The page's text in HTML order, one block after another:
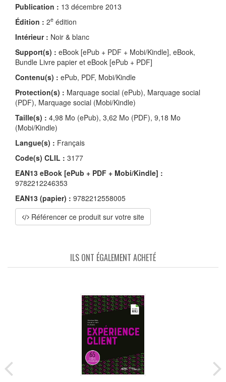
Publication : 13 décembre 2013
Édition : 2e édition
Intérieur : Noir & blanc
Support(s) : eBook [ePub + PDF + Mobi/Kindle], eBook,
Bundle Livre papier et eBook [ePub + PDF]
Contenu(s) : ePub, PDF, Mobi/Kindle
Protection(s) : Marquage social (ePub), Marquage social
(PDF), Marquage social (Mobi/Kindle)
Taille(s) : 4,98 Mo (ePub), 3,62 Mo (PDF), 9,18 Mo
(Mobi/Kindle)
Langue(s) : Français
Code(s) CLIL : 3177
EAN13 eBook [ePub + PDF + Mobi/Kindle] :
9782212246353
EAN13 (papier) : 9782212558005
Référencer ce produit sur votre site
ILS ONT ÉGALEMENT ACHETÉ